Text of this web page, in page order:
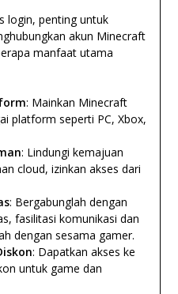
login, penting untuk
akun Minecraft
manfaat utama
: Mainkan Minecraft
platform seperti PC, Xbox,
: Lindungi kemajuan
cloud, izinkan akses dari
: Bergabunglah dengan
fasilitasi komunikasi dan
dengan sesama gamer.
: Dapatkan akses ke
untuk game dan